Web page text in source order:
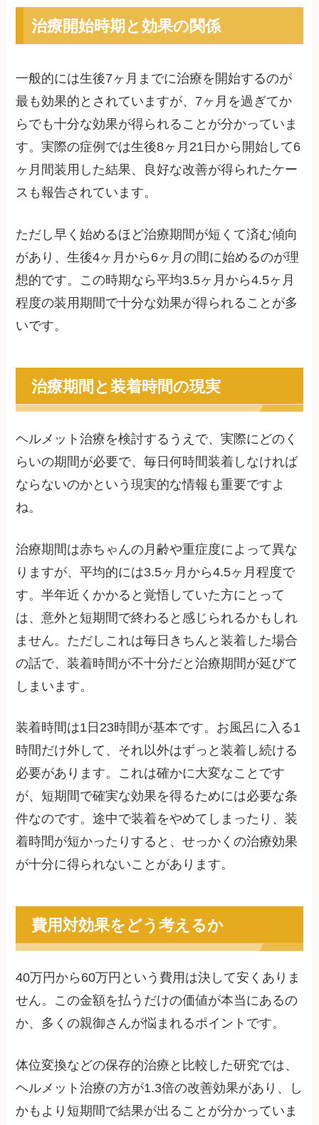
治療開始時期と効果の関係
一般的には生後7ヶ月までに治療を開始するのが
最も効果的とされていますが、7ヶ月を過ぎてか
らでも十分な効果が得られることが分かっていま
す。実際の症例では生後8ヶ月21日から開始して6
ヶ月間装用した結果、良好な改善が得られたケー
スも報告されています。
ただし早く始めるほど治療期間が短くて済む傾向
があり、生後4ヶ月から6ヶ月の間に始めるのが理
想的です。この時期なら平均3.5ヶ月から4.5ヶ月
程度の装用期間で十分な効果が得られることが多
いです。
治療期間と装着時間の現実
ヘルメット治療を検討するうえで、実際にどのく
らいの期間が必要で、毎日何時間装着しなければ
ならないのかという現実的な情報も重要ですよ
ね。
治療期間は赤ちゃんの月齢や重症度によって異な
りますが、平均的には3.5ヶ月から4.5ヶ月程度で
す。半年近くかかると覚悟していた方にとって
は、意外と短期間で終わると感じられるかもしれ
ません。ただしこれは毎日きちんと装着した場合
の話で、装着時間が不十分だと治療期間が延びて
しまいます。
装着時間は1日23時間が基本です。お風呂に入る1
時間だけ外して、それ以外はずっと装着し続ける
必要があります。これは確かに大変なことです
が、短期間で確実な効果を得るためには必要な条
件なのです。途中で装着をやめてしまったり、装
着時間が短かったりすると、せっかくの治療効果
が十分に得られないことがあります。
費用対効果をどう考えるか
40万円から60万円という費用は決して安くありま
せん。この金額を払うだけの価値が本当にあるの
か、多くの親御さんが悩まれるポイントです。
体位変換などの保存的治療と比較した研究では、
ヘルメット治療の方が1.3倍の改善効果があり、し
かもより短期間で結果が出ることが分かっていま